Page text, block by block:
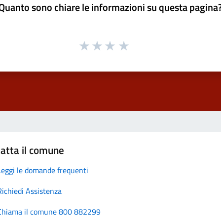
sono chiare le informazioni su questa
il comune
le domande frequenti
Assistenza
il comune 800 882299